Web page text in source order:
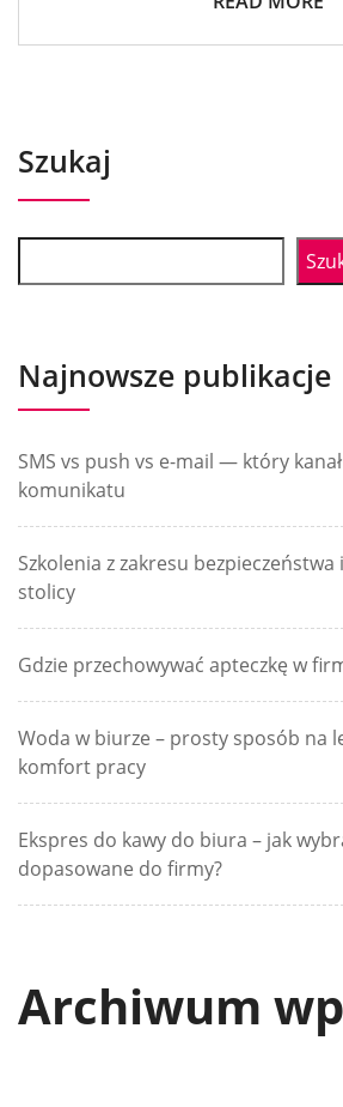
Szukaj
Najnowsze publikacje
SMS vs push vs e-mail — który
komunikatu
Szkolenia z zakresu
stolicy
Gdzie przechowywać apteczkę w
Woda w biurze – prosty sposób na
komfort pracy
Ekspres do kawy do biura – jak
dopasowane do firmy?
Archiwum